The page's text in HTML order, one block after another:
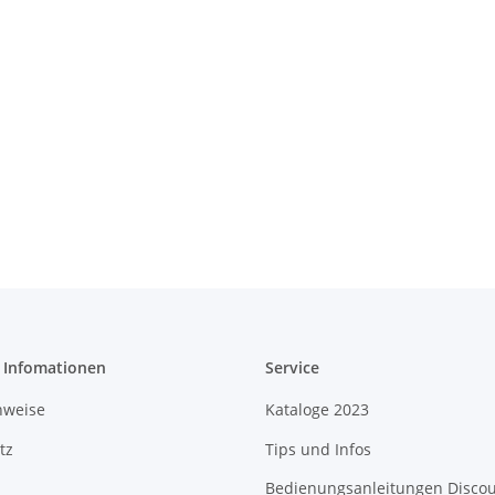
Infomationen Service
Kataloge 2023
Tips und Infos
Bedienungsanleitungen